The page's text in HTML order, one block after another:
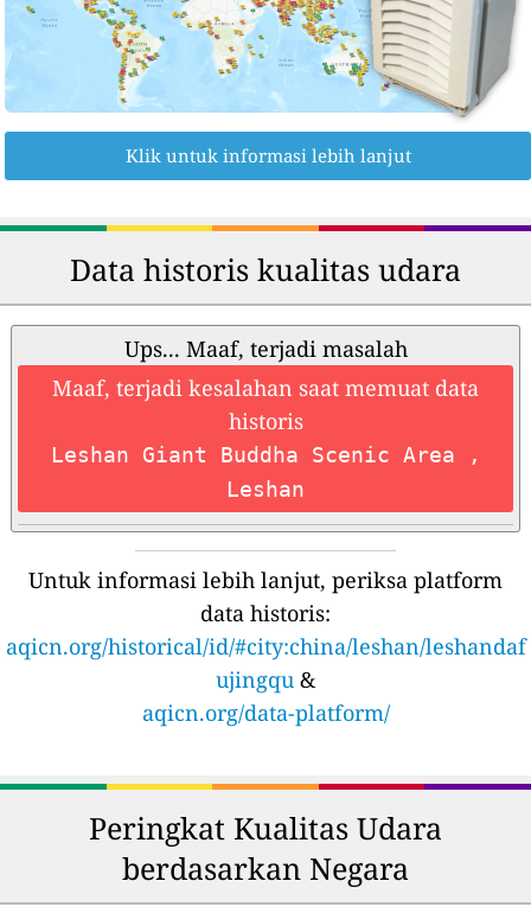
Klik untuk informasi lebih lanjut
Data historis kualitas udara
Ups... Maaf, terjadi masalah
Maaf, terjadi kesalahan saat memuat data
historis
Leshan Giant Buddha Scenic Area ,
Leshan
Untuk informasi lebih lanjut, periksa platform
data historis:
aqicn.org/historical/id/#city:china/leshan/leshandaf
ujingqu &
aqicn.org/data-platform/
Peringkat Kualitas Udara
berdasarkan Negara